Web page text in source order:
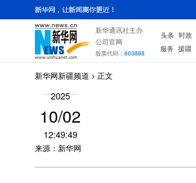
新华通讯社主办
公司官网
股票代码： 603888
头条 时政
服务 援疆
新华网新疆频道 > 正文
2025
10/02
12:49:49
来源：新华网